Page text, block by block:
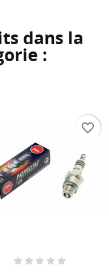
dans la
:
favorite_border